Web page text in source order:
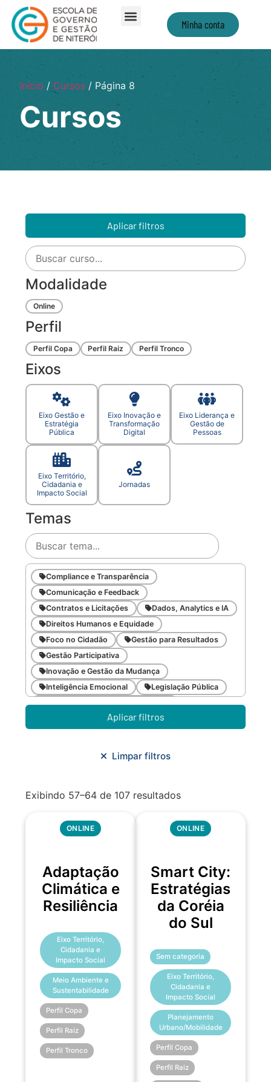
Minha conta
Início/Cursos/ Página 8
Cursos
Aplicar filtros
Modalidade
Online
Perfil
Perfil Copa Perfil Raiz Perfil Tronco
Eixos
Eixo Gestão e
Estratégia
Pública
Eixo Inovação e
Transformação
Digital
Eixo Liderança e
Gestão de
Pessoas
Eixo Território,
Cidadania e
Impacto Social
Jornadas
Temas
Compliance e Transparência
Comunicação e Feedback
Contratos e Licitações
Dados, Analytics e IA
Direitos Humanos e Equidade
Foco no Cidadão
Gestão para Resultados
Gestão Participativa
Inovação e Gestão da Mudança
Inteligência Emocional
Legislação Pública
Meio Ambiente e Sustentabilidade
Metodologias Ágeis
Orçamento e Finanças
Planejamento Urbano/Mobilidade
Aplicar filtros
Limpar filtros
Exibindo 57–64 de 107 resultados
ONLINE
Adaptação
Climática e
Resiliência
Eixo Território,
Cidadania e
Impacto Social
Meio Ambiente e
Sustentabilidade
Perfil Copa
Perfil Raiz
Perfil Tronco
ONLINE
Smart City:
Estratégias
da Coréia
do Sul
Sem categoria
Eixo Território,
Cidadania e
Impacto Social
Planejamento
Urbano/Mobilidade
Perfil Copa
Perfil Raiz